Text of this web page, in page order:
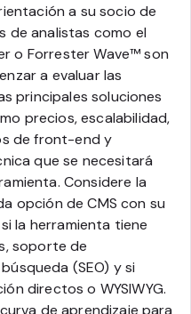
a su socio de
de analistas como el
o Forrester Wave™ son
a evaluar las
principales soluciones
precios, escalabilidad,
de front-end y
que se necesitará
Considere la
opción de CMS con su
la herramienta tiene
soporte de
(SEO) y si
directos o WYSIWYG.
de aprendizaje para